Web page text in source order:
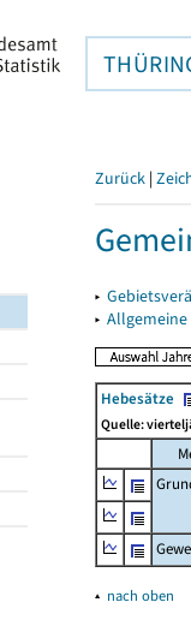
Zurück |
▸
▸
Hebesätze
Quelle:
▴ nach oben